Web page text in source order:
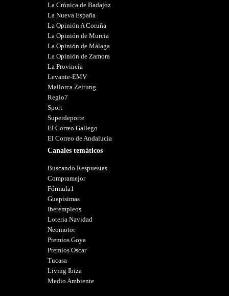
La Crónica de Badajoz
La Nueva España
La Opinión A Coruña
La Opinión de Murcia
La Opinión de Málaga
La Opinión de Zamora
La Provincia
Levante-EMV
Mallorca Zeitung
Regio7
Sport
Superdeporte
El Correo Gallego
El Correo de Andalucia
Canales temáticos
Buscando Respuestas
Compramejor
Fórmula1
Guapisimas
Iberempleos
Loteria Navidad
Neomotor
Premios Goya
Premios Oscar
Tucasa
Living Ibiza
Medio Ambiente